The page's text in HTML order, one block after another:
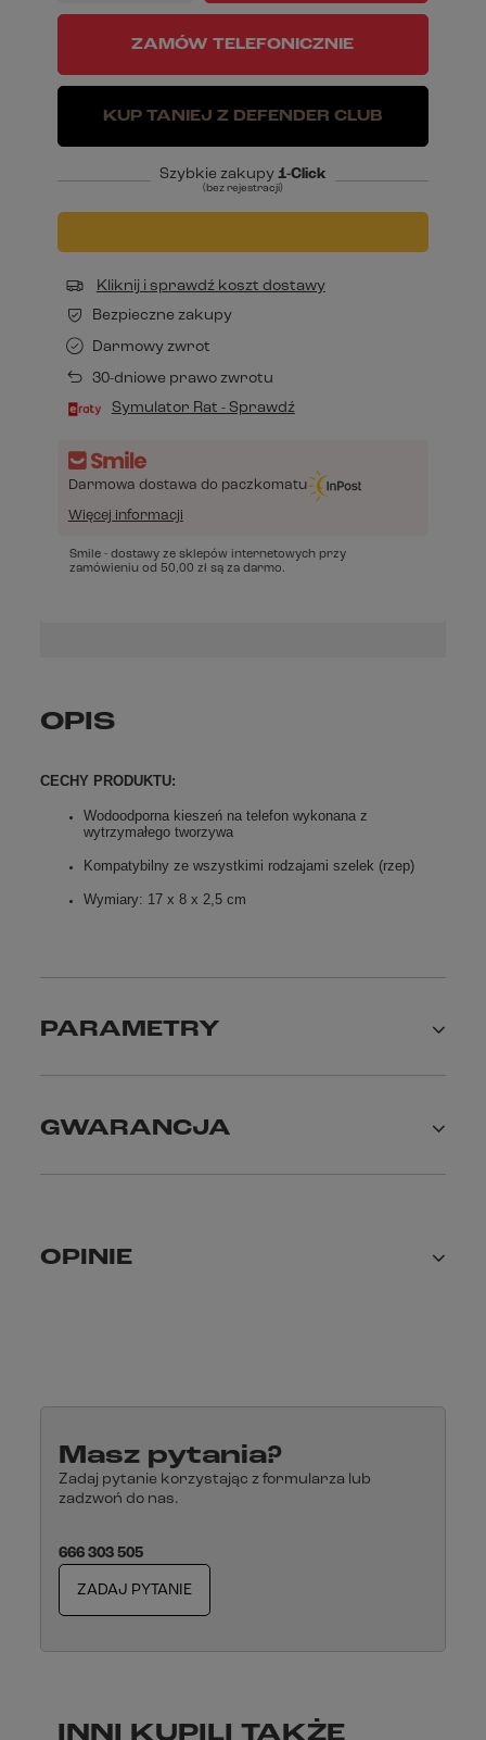
ZAMÓW TELEFONICZNIE
KUP TANIEJ Z DEFENDER CLUB
Szybkie zakupy 1-Click
(bez rejestracji)
Kliknij i sprawdź koszt dostawy
Bezpieczne zakupy
Darmowy zwrot
30-dniowe prawo zwrotu
Symulator Rat - Sprawdź
Darmowa dostawa do paczkomatu
Więcej informacji
Smile - dostawy ze sklepów internetowych przy
zamówieniu od 50,00 zł są za darmo.
OPIS
CECHY PRODUKTU:
Wodoodporna kieszeń na telefon wykonana z
wytrzymałego tworzywa
Kompatybilny ze wszystkimi rodzajami szelek (rzep)
Wymiary: 17 x 8 x 2,5 cm
PARAMETRY
GWARANCJA
OPINIE
Masz pytania?
Zadaj pytanie korzystając z formularza lub
zadzwoń do nas.
666 303 505
ZADAJ PYTANIE
INNI KUPILI TAKŻE